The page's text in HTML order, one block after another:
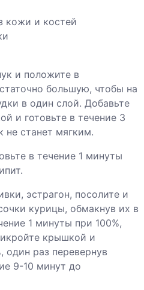
кожи и костей
и положите в
большую, чтобы на
в один слой. Добавьте
и готовьте в течение 3
не станет мягким.
в течение 1 минуты
эстрагон, посолите и
курицы, обмакнув их в
1 минуты при 100%,
крышкой и
один раз перевернув
9-10 минут до